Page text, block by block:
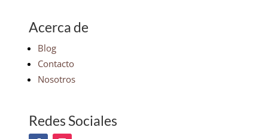
Acerca de
Blog
Contacto
Nosotros
Redes Sociales